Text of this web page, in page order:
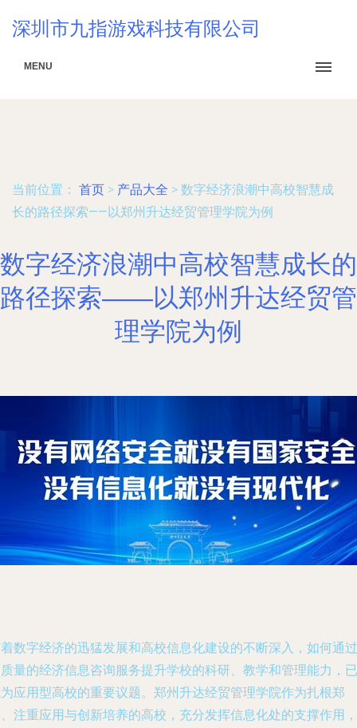
深圳市九指游戏科技有限公司
MENU
当前位置： 首页 > 产品大全 > 数字经济浪潮中高校智慧成
长的路径探索——以郑州升达经贸管理学院为例
数字经济浪潮中高校智慧成长的
路径探索——以郑州升达经贸管
理学院为例
数字经济的迅猛发展和高校信息化建设的不断深入，如何通过
量的经济信息咨询服务提升学校的科研、教学和管理能力，已
应用型高校的重要议题。郑州升达经贸管理学院作为扎根郑
注重应用与创新培养的高校，充分发挥信息化处的支撑作用，